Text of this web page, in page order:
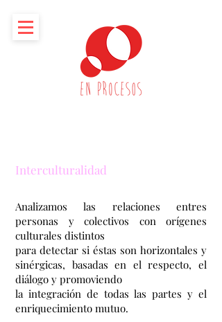
Interculturalidad
Analizamos las relaciones entres
personas y colectivos con orígenes
culturales distintos
para detectar si éstas son horizontales y
sinérgicas, basadas en el respecto, el
diálogo y promoviendo
la integración de todas las partes y el
enriquecimiento mutuo.